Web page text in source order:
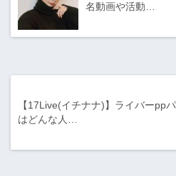
名動画や活動…
【17Live(イチナナ)】ライバーpp
はどんな人…